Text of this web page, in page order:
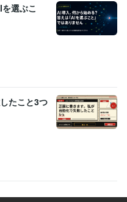
選ぶこ
たこと3つ